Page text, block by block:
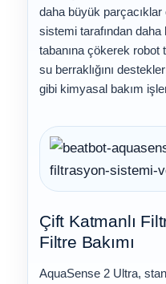
daha büyük
sistemi tarafından
tabanına çökerek robot
su berraklığını
gibi kimyasal bakım
Çift Katmanlı
Filtre Bakımı
AquaSense 2 Ultra,